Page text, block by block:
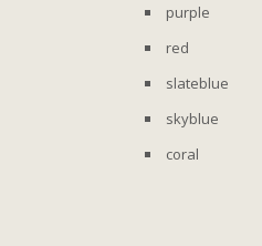
purple
red
slateblue
skyblue
coral